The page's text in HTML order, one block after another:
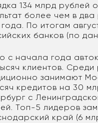
134 млрд рублей
более чем в
года. По итогам
банков (по
с начала года
клиентов.
занимают
кредитов на 30
с
Топ-5 лидеров
край (6